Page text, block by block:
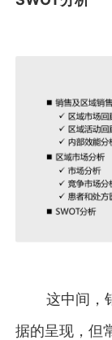
这中间，
据的呈现，但